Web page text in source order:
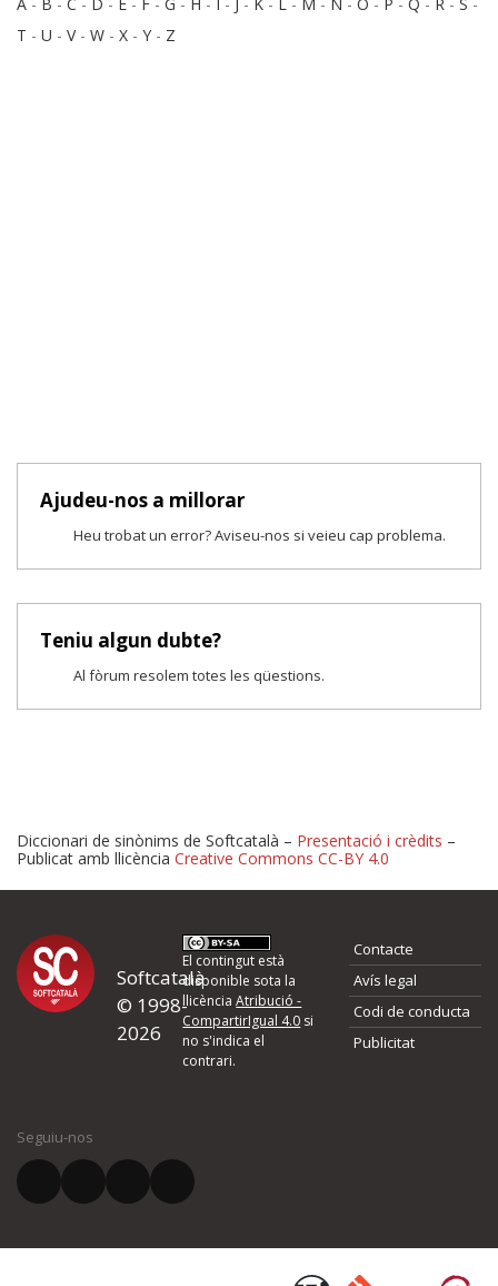
T - U - V- W - X - Y - Z
Ajudeu-nos a millorar
Heu trobat un error? Aviseu-nos si veieu cap problema.
Teniu algun dubte?
Al fòrum resolem totes les qüestions.
Proposeu-nos millores o
d'errors
Si heu trobat un error o voleu proposar alguna millora, ompliu els
quina és la millora que proposeu o l'error del qual voleu informar-
El vostre correu electrònic *
Diccionari de sinònims de Softcatalà – Presentació i crèdits –
Publicat amb llicència Creative Commons CC-BY 4.0
Softcatalà
© 1998-
2026
El contingut està
disponible sota la
llicènciaAtribució -
CompartirIgual 4.0 si
no s'indica el
contrari.
Contacte
Avís legal
Codi de conducta
Publicitat
Seguiu-nos